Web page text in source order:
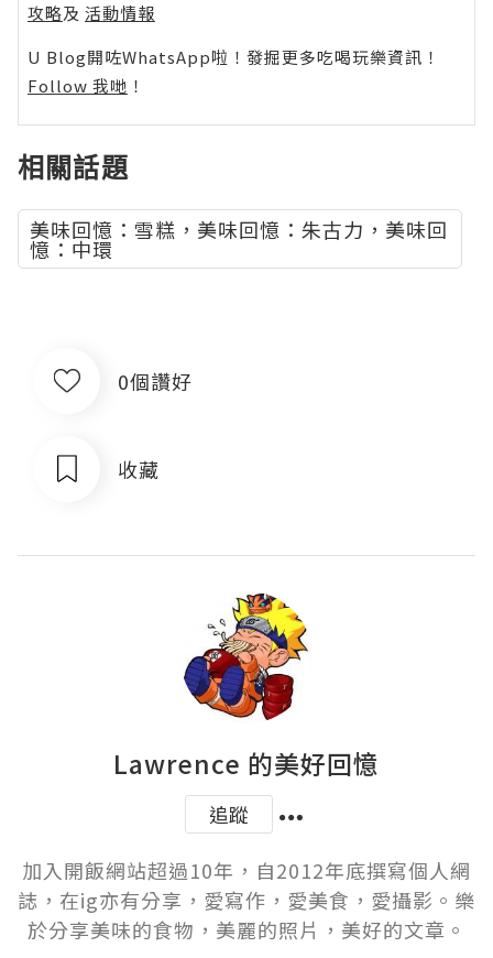
攻略及 活動情報
U Blog開咗WhatsApp啦！發掘更多吃喝玩樂資訊！
Follow 我哋 ！
相關話題
美味回憶：雪糕，美味回憶：朱古力，美味回
憶：中環
0個讚好
收藏
Lawrence 的美好回憶
追蹤
加入開飯網站超過10年，自2012年底撰寫個人網
誌，在ig亦有分享，愛寫作，愛美食，愛攝影。樂
於分享美味的食物，美麗的照片，美好的文章。